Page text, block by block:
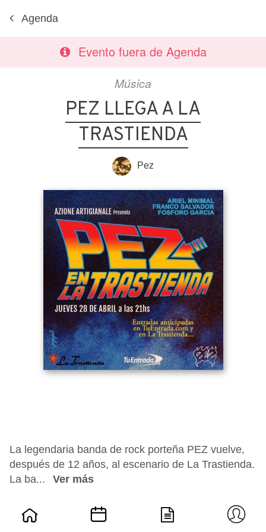
Agenda
Evento fuera de Agenda
Música
PEZ LLEGA A LA
TRASTIENDA
Pez
La legendaria banda de rock porteña PEZ vuelve,
después de 12 años, al escenario de La Trastienda.
La ba...
Ver más